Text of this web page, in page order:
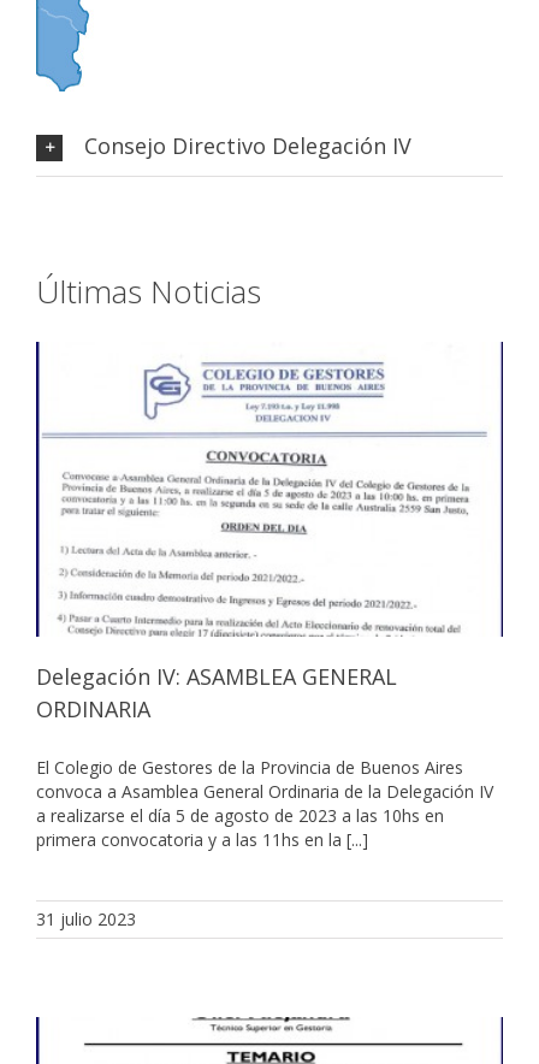
Consejo Directivo Delegación IV
Últimas Noticias
Delegación IV: ASAMBLEA GENERAL
ORDINARIA
El Colegio de Gestores de la Provincia de Buenos Aires
convoca a Asamblea General Ordinaria de la Delegación IV
a realizarse el día 5 de agosto de 2023 a las 10hs en
primera convocatoria y a las 11hs en la [...]
31 julio 2023